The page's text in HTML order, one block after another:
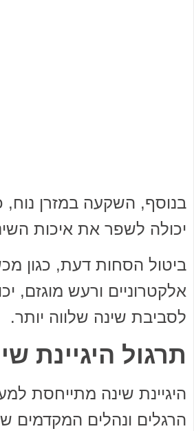
בנוסף, השקעה במזרן נוח,
יכולה לשפר את איכות
ביטול הסחות דעת, כגון
אלקטרוניים ורעש מוגזם,
לסביבת שינה שלווה יותר.
תרגול היגיינת
היגיינת שינה מתייחסת
הרגלים ונהלים המקדמים